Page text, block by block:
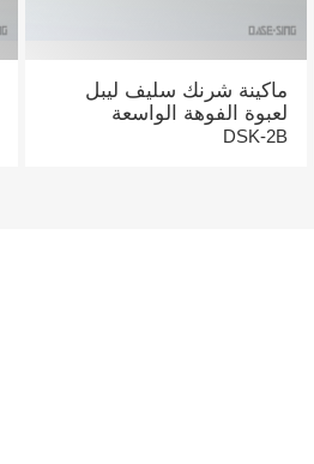
ماكينة شرنك سليف ليبل
لعبوة الفوهة الواسعة
DSK-2B